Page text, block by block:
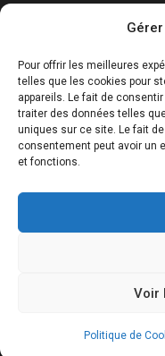
Pour offrir les meilleures
telles que les cookies pour
appareils. Le fait de
traiter des données telles
uniques sur ce site. Le fait
consentement peut avoir un
et fonctions.
Voir
Politique de
Saint-Lys
Tournefeuille
Toulouse
©2026 Prialys. Tous